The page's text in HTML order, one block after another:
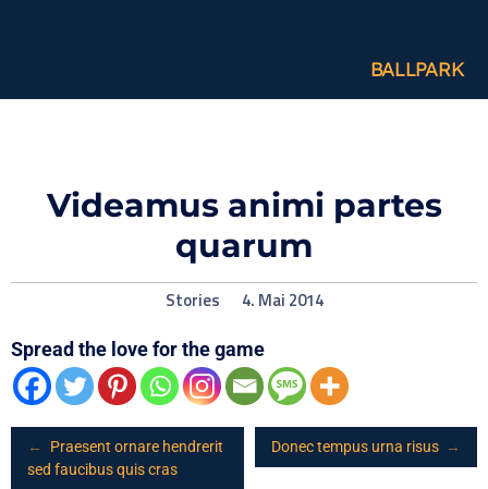
BALLPARK
Videamus animi partes
quarum
Stories 4. Mai 2014
Spread the love for the game
Post
←
Praesent ornare hendrerit
sed faucibus quis cras
Donec tempus urna risus →